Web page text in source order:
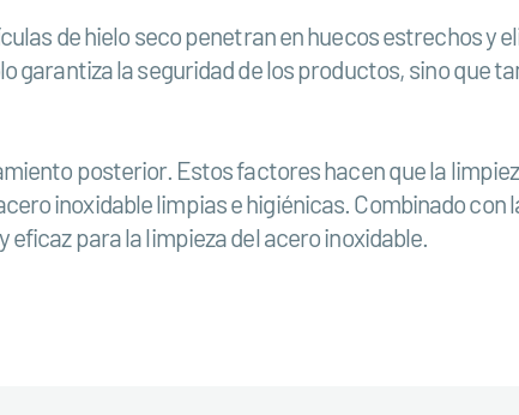
de hielo seco penetran en huecos estrechos y
la seguridad de los productos, sino que
posterior. Estos factores hacen que la
inoxidable limpias e higiénicas. Combinado con
para la limpieza del acero inoxidable.